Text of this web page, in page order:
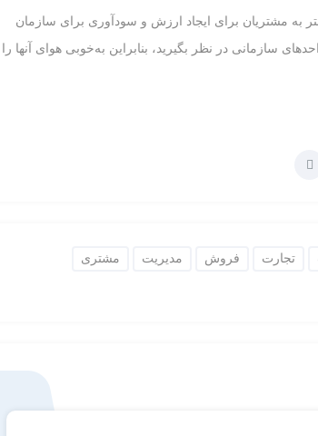
به مشتریان برای ایجاد ارزش و سودآوری برای سازمان
سازمانی در نظر بگیرید، بنابراین به‌خوبی هوای آنها را
تجارت فروش مدیریت
مشتری